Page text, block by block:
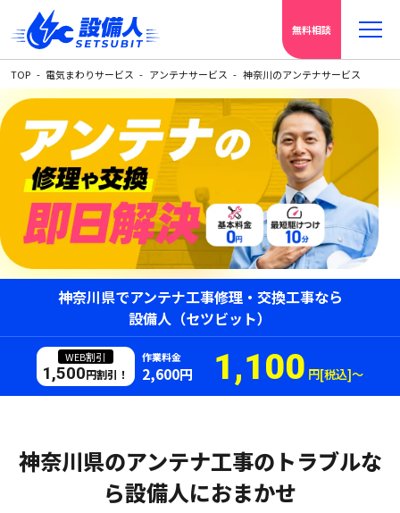
無料相談
TOP 電気まわりサービス アンテナサービス 神奈川のアンテナサービス
神奈川県でアンテナ工事修理・交換工事なら
設備人（セツビット）
WEB割引
1,500円割引！
作業料金
2,600円 1,100 円[税込]〜
神奈川県のアンテナ工事のトラブルな
ら設備人におまかせ